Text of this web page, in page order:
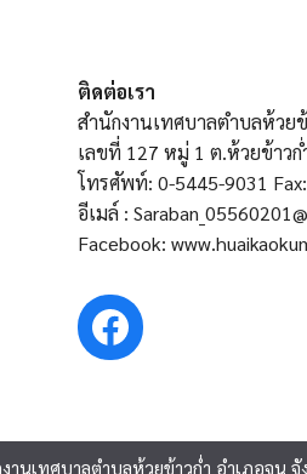
ติดต่อเรา
สำนักงานเทศบาลตำบลห้วย
เลขที่ 127 หมู่ 1 ต.ห้วยข้าวก่
โทรศัพท์: 0-5445-9031
อีเมล์ :
Facebook:
านเทศบาลตำบลห้วยข้าวก่ำ อำเภอจุน จั